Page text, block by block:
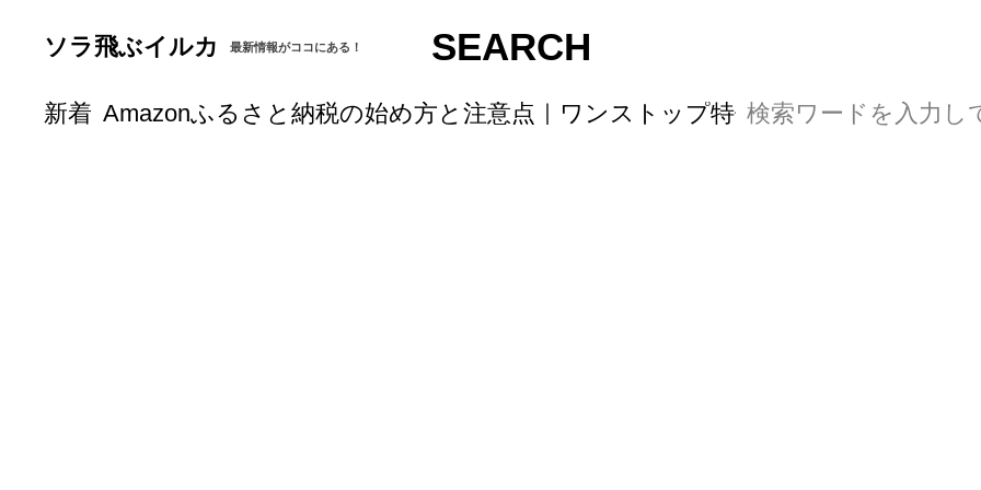
ソラ飛ぶイルカ 最新情報がココにある！ SEARCH
新着 Amazonふるさと納税の始め方と注意点｜ワンストップ特例の申請まで完全ガ